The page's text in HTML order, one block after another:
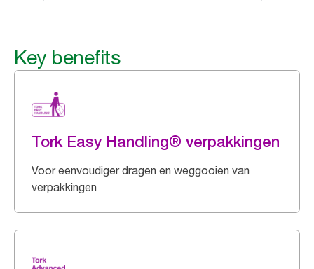
Key benefits
Tork Easy Handling® verpakkingen
Voor eenvoudiger dragen en weggooien van
verpakkingen